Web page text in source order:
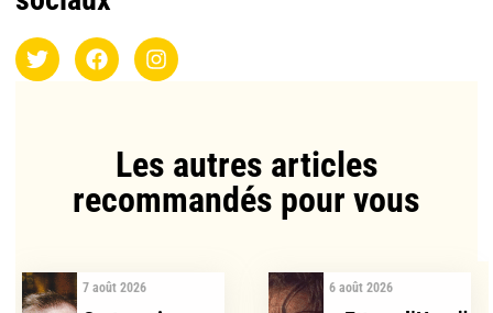
Les autres articles
recommandés pour vous​
7 août 2026 6 août 2026